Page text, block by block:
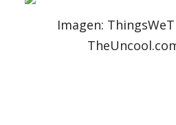
Imagen: